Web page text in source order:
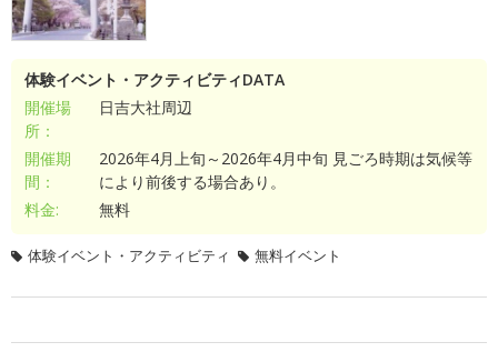
体験イベント・アクティビティDATA
開催場
所：
日吉大社周辺
開催期
間：
2026年4月上旬～2026年4月中旬 見ごろ時期は気候等
により前後する場合あり。
料金:
無料
体験イベント・アクティビティ 無料イベント